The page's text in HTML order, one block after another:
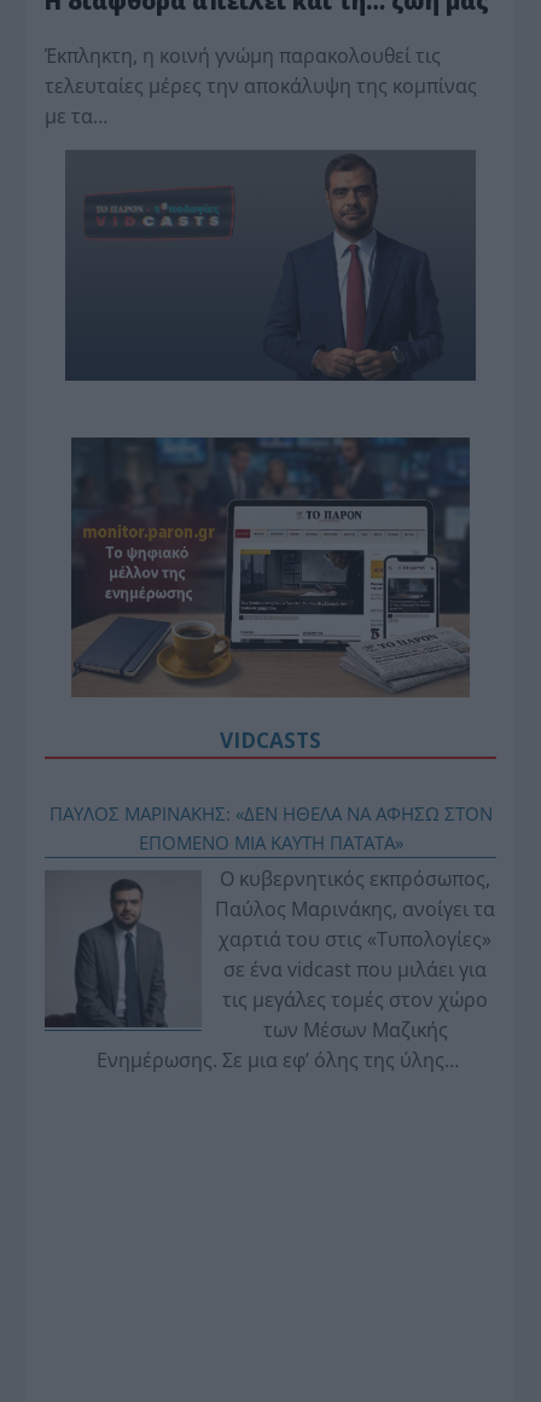
Έκπληκτη, η κοινή γνώμη παρακολουθεί τις
τελευταίες μέρες την αποκάλυψη της κο­μπίνας
με τα…
VIDCASTS
ΠΑΥΛΟΣ ΜΑΡΙΝΑΚΗΣ: «ΔΕΝ ΗΘΕΛΑ ΝΑ ΑΦΗΣΩ ΣΤΟΝ
ΕΠΟΜΕΝΟ ΜΙΑ ΚΑΥΤΗ ΠΑΤΑΤΑ»
Ο κυβερνητικός εκπρόσωπος,
Παύλος Μαρινάκης, ανοίγει τα
χαρτιά του στις «Τυπολογίες»
σε ένα vidcast που μιλάει για
τις μεγάλες τομές στον χώρο
των Μέσων Μαζικής
Ενημέρωσης. Σε μια εφ’ όλης της ύλης